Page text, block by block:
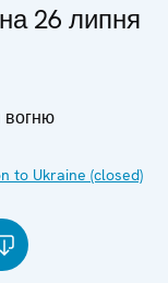
26 липня
вогню
to Ukraine (closed)